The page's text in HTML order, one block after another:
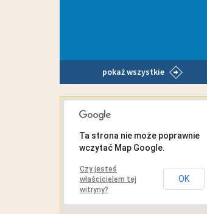
pokaż wszystkie
MAPA INTERAKTYWNA
Ta strona nie może poprawnie
wczytać Map Google.
Czy jesteś
właścicielem tej
witryny?
OK